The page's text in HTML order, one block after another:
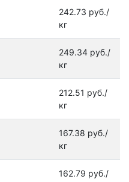
242.73 руб./
кг
249.34 руб./
кг
212.51 руб./
кг
167.38 руб./
кг
162.79 руб./